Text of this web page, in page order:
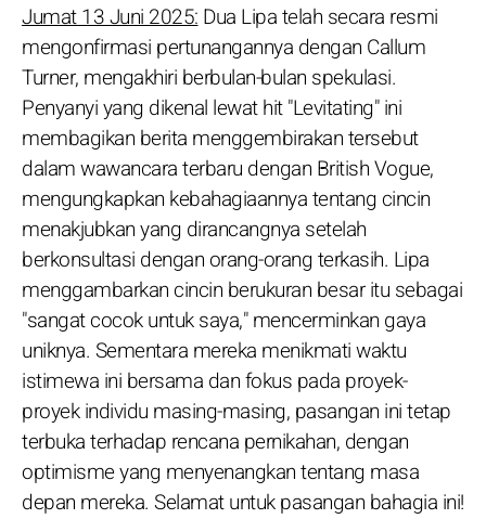
Jumat 13 Juni 2025: Dua Lipa telah secara resmi
mengonfirmasi pertunangannya dengan Callum
Turner, mengakhiri berbulan-bulan spekulasi.
Penyanyi yang dikenal lewat hit "Levitating" ini
membagikan berita menggembirakan tersebut
dalam wawancara terbaru dengan British Vogue,
mengungkapkan kebahagiaannya tentang cincin
menakjubkan yang dirancangnya setelah
berkonsultasi dengan orang-orang terkasih. Lipa
menggambarkan cincin berukuran besar itu sebagai
"sangat cocok untuk saya," mencerminkan gaya
uniknya. Sementara mereka menikmati waktu
istimewa ini bersama dan fokus pada proyek-
proyek individu masing-masing, pasangan ini tetap
terbuka terhadap rencana pernikahan, dengan
optimisme yang menyenangkan tentang masa
depan mereka. Selamat untuk pasangan bahagia ini!